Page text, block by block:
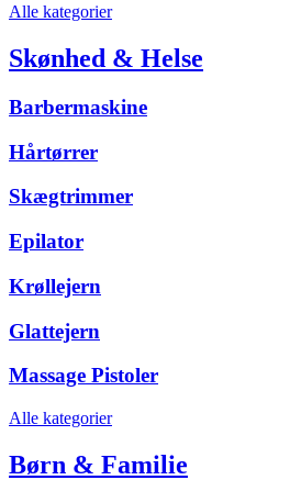
Alle kategorier
Skønhed & Helse
Barbermaskine
Hårtørrer
Skægtrimmer
Epilator
Krøllejern
Glattejern
Massage Pistoler
Alle kategorier
Børn & Familie